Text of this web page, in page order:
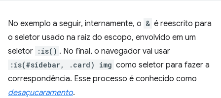
No exemplo a seguir, internamente, o & é reescrito para
o seletor usado na raiz do escopo, envolvido em um
seletor :is() . No final, o navegador vai usar
:is(#sidebar, .card) img como seletor para fazer a
correspondência. Esse processo é conhecido como
desaçucaramento.